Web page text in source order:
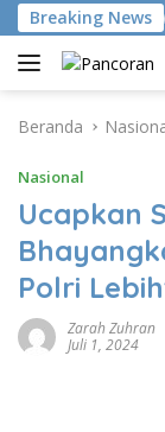
Langsung
ke
konten
Breaking News
AI, BRMS
Beranda
Nasional
Ucapkan
Polri
Zarah Zuhran
Juli 1, 2024